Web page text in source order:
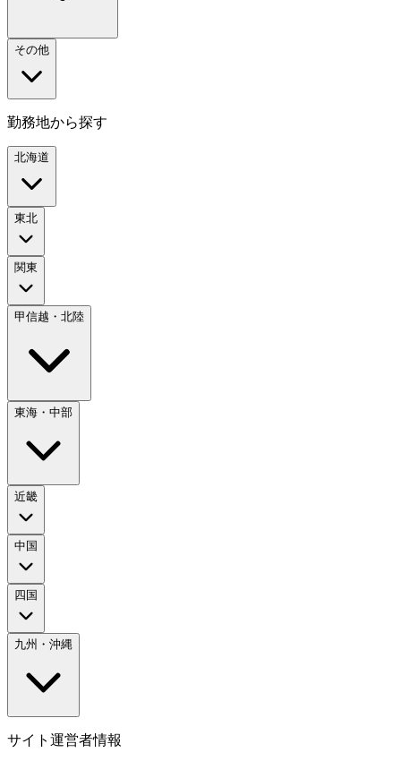
その他
勤務地から探す
北海道
東北
関東
甲信越・北陸
東海・中部
近畿
中国
四国
九州・沖縄
サイト運営者情報